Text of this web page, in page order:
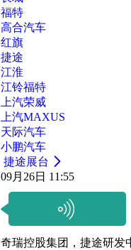
福特
高合汽车
红旗
捷途
江淮
江铃福特
上汽荣威
上汽MAXUS
天际汽车
小鹏汽车
捷途展台
09月26日 11:55
奇瑞控股集团，捷途研发